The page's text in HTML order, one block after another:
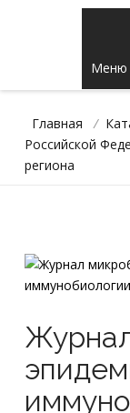
Меню
Главная /
Российской
региона